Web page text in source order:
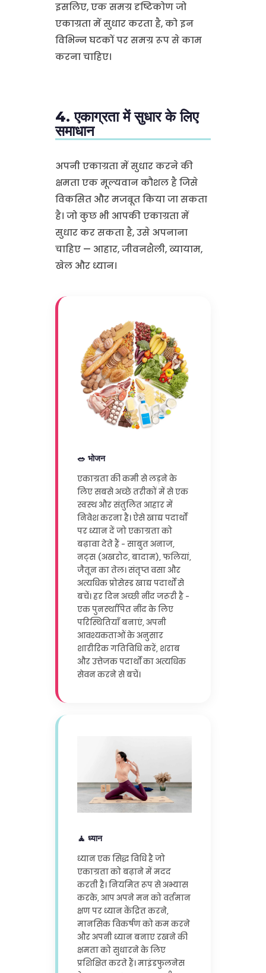
इसलिए, एक समग्र दृष्टिकोण जो
एकाग्रता में सुधार करता है, को इन
विभिन्न घटकों पर समग्र रूप से काम
करना चाहिए।
4. एकाग्रता में सुधार के लिए
समाधान
अपनी एकाग्रता में सुधार करने की
क्षमता एक मूल्यवान कौशल है जिसे
विकसित और मजबूत किया जा सकता
है। जो कुछ भी आपकी एकाग्रता में
सुधार कर सकता है, उसे अपनाना
चाहिए — आहार, जीवनशैली, व्यायाम,
खेल और ध्यान।
🥗 भोजन
एकाग्रता की कमी से लड़ने के
लिए सबसे अच्छे तरीकों में से एक
स्वस्थ और संतुलित आहार में
निवेश करना है। ऐसे खाद्य पदार्थों
पर ध्यान दें जो एकाग्रता को
बढ़ावा देते हैं - साबुत अनाज,
नट्स (अखरोट, बादाम), फलियां,
जैतून का तेल। संतृप्त वसा और
अत्यधिक प्रोसेस्ड खाद्य पदार्थों से
बचें। हर दिन अच्छी नींद जरूरी है -
एक पुनर्स्थापित नींद के लिए
परिस्थितियाँ बनाएं, अपनी
आवश्यकताओं के अनुसार
शारीरिक गतिविधि करें, शराब
और उत्तेजक पदार्थों का अत्यधिक
सेवन करने से बचें।
🧘 ध्यान
ध्यान एक सिद्ध विधि है जो
एकाग्रता को बढ़ाने में मदद
करती है। नियमित रूप से अभ्यास
करके, आप अपने मन को वर्तमान
क्षण पर ध्यान केंद्रित करने,
मानसिक विकर्षण को कम करने
और अपनी ध्यान बनाए रखने की
क्षमता को सुधारने के लिए
प्रशिक्षित करते हैं। माइंडफुलनेस